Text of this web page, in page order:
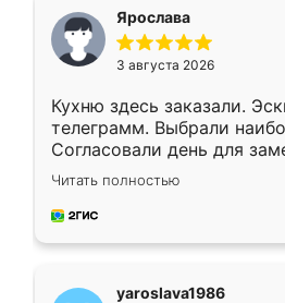
Ярослава
3 августа 2026
Кухню здесь заказали.
телеграмм. Выбрали
Согласовали день для
недели кухня была уже
довольны работой.
мебель за качественную
Читать полностью
yaroslava1986